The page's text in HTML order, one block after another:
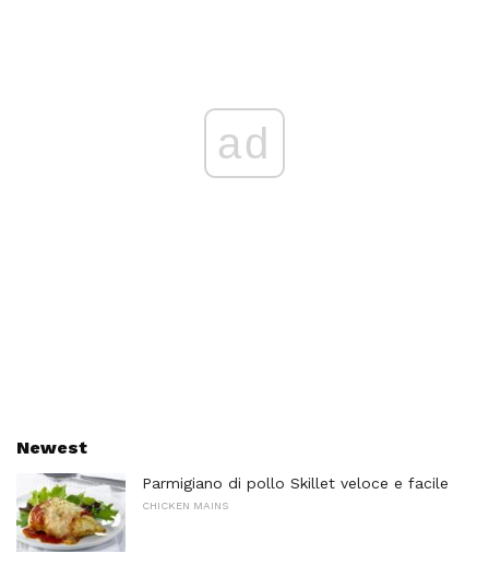
ad
Newest
Parmigiano di pollo Skillet veloce e facile
CHICKEN MAINS